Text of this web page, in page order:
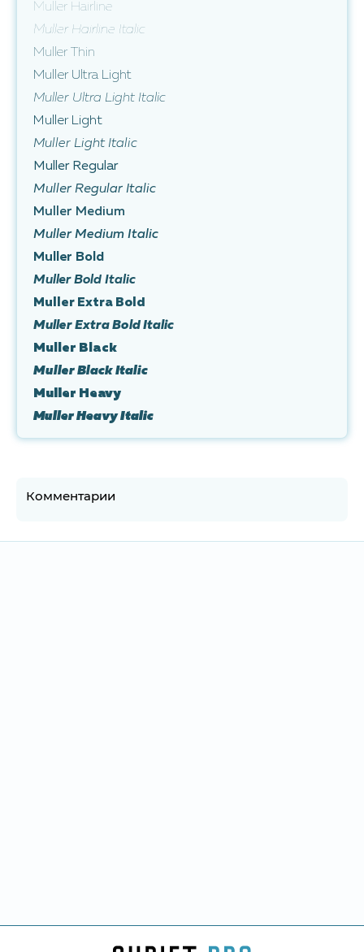
Muller Hairline
Muller Hairline Italic
Muller Thin
Muller Ultra Light
Muller Ultra Light Italic
Muller Light
Muller Light Italic
Muller Regular
Muller Regular Italic
Muller Medium
Muller Medium Italic
Muller Bold
Muller Bold Italic
Muller Extra Bold
Muller Extra Bold Italic
Muller Black
Muller Black Italic
Muller Heavy
Muller Heavy Italic
Комментарии